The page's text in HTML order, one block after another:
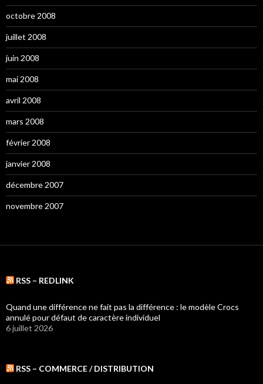
octobre 2008
juillet 2008
juin 2008
mai 2008
avril 2008
mars 2008
février 2008
janvier 2008
décembre 2007
novembre 2007
RSS – REDLINK
Quand une différence ne fait pas la différence : le modèle Crocs
annulé pour défaut de caractère individuel
6 juillet 2026
RSS – COMMERCE / DISTRIBUTION